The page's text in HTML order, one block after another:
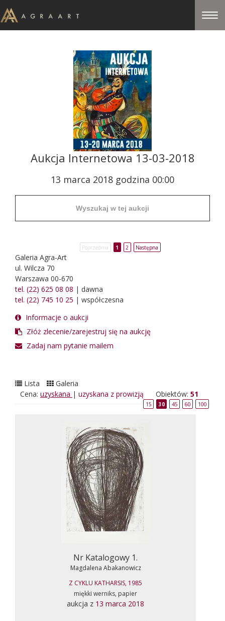
Aukcja Internetowa 13-03-2018
13 marca 2018 godzina 00:00
Poprzednia 1 2 Następna
Galeria Agra-Art
ul. Wilcza 70
Warszawa 00-670
tel. (22) 625 08 08 | dawna
tel. (22) 745 10 25 | współczesna
Informacje o aukcji
Złóż zlecenie/zarejestruj się na aukcję
Zadaj nam pytanie mailem
Lista
Galeria
Cena: uzyskana | uzyskana z prowizją Obiektów: 51
15 30 45 60 100
Nr Katalogowy 1.
Magdalena Abakanowicz
Z CYKLU KATHARSIS, 1985
miękki werniks, papier
aukcja z 13 marca 2018